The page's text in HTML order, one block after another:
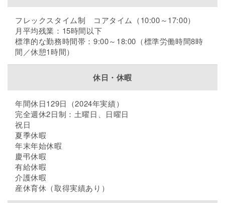
フレックスタイム制 コアタイム（10:00～17:00）
月平均残業：15時間以下
標準的な勤務時間帯：9:00～18:00（標準労働時間8時
間／休憩1時間）
休日・休暇
年間休日129日（2024年実績）
完全週休2日制：土曜日、日曜日
祝日
夏季休暇
年末年始休暇
慶弔休暇
有給休暇
介護休暇
産休育休（取得実績あり）